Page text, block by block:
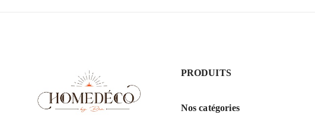
PRODUITS
Nos catégories